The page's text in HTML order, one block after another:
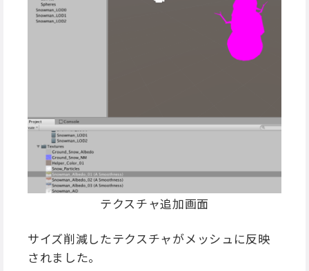
テクスチャ追加画面
サイズ削減したテクスチャがメッシュに反映
されました。